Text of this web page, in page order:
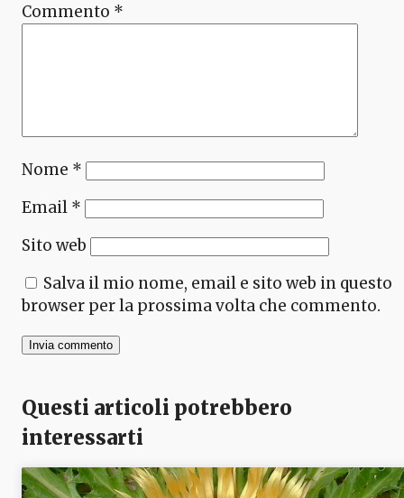
Commento *
Nome *
Email *
Sito web
Salva il mio nome, email e sito web in questo
browser per la prossima volta che commento.
Questi articoli potrebbero
interessarti